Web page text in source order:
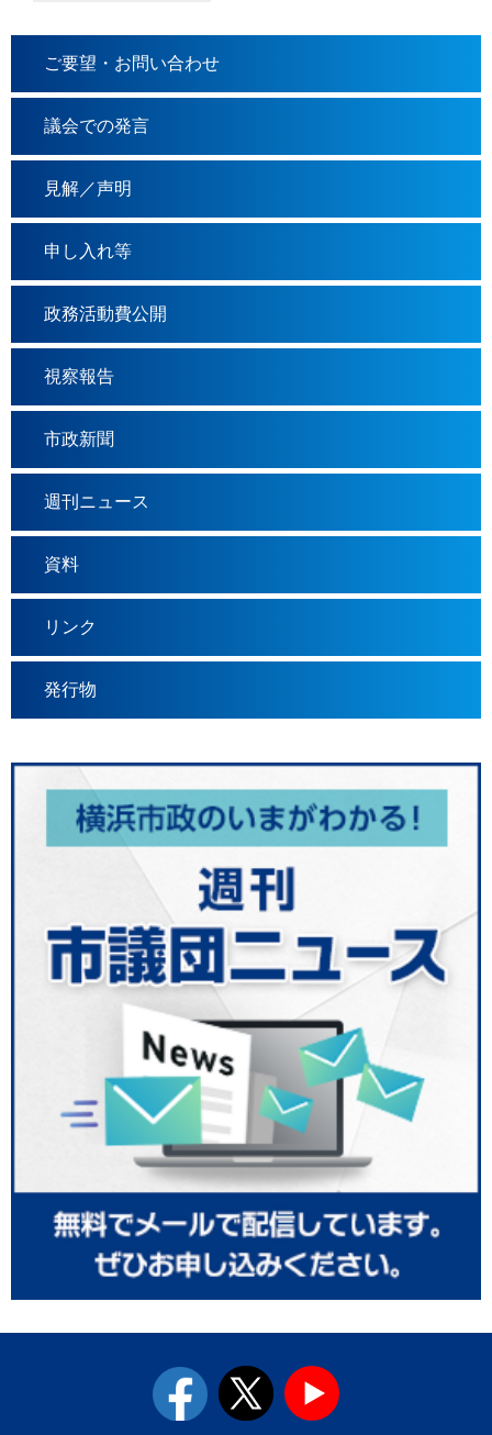
ご要望・お問い合わせ
議会での発言
見解／声明
申し入れ等
政務活動費公開
視察報告
市政新聞
週刊ニュース
資料
リンク
発行物
facebook twitter